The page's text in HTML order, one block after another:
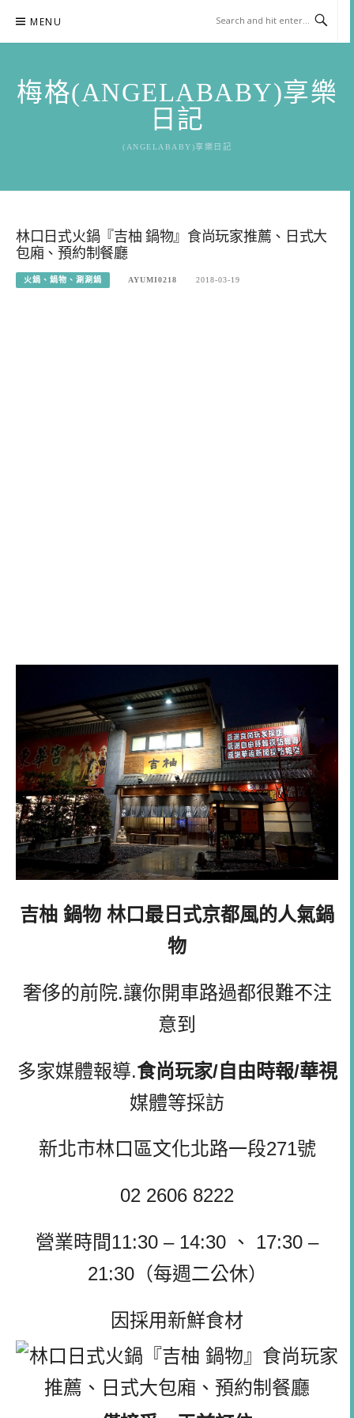
content
MENU
梅格(ANGELABABY)享樂
日記
(ANGELABABY)享樂日記
林口日式火鍋『吉柚 鍋物』食尚玩家推薦、日式大
包廂、預約制餐廳
火鍋、鍋物、涮涮鍋 AYUMI0218 2018-03-19
吉柚 鍋物 林口最日式京都風的人氣鍋
物
奢侈的前院.讓你開車路過都很難不注
意到
多家媒體報導.食尚玩家/自由時報/華視
媒體等採訪
新北市林口區文化北路一段271號
02 2606 8222
營業時間11:30 – 14:30 、 17:30 –
21:30（每週二公休）
因採用新鮮食材